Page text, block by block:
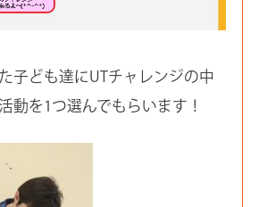
子ども達にUTチャレンジの中
動を1つ選んでもらいます！